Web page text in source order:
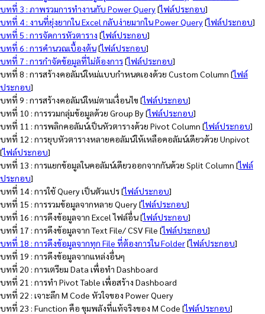
บทที่ 3 : ภาพรวมการทำงานกับ Power Query[ไฟล์ประกอบ]
บทที่ 4 : งานที่ยุ่งยากใน Excel กลับง่ายมากใน Power Query[ไฟล์ประกอบ]
บทที่ 5 : การจัดการหัวตาราง [ไฟล์ประกอบ]
บทที่ 6 : การคำนวณเบื้องต้น[ไฟล์ประกอบ]
บทที่ 7 : การกำจัดข้อมูลที่ไม่ต้องการ[ไฟล์ประกอบ]
บทที่ 8 : การสร้างคอลัมน์ใหม่แบบกำหนดเองด้วย Custom Column [ไฟล์
ประกอบ]
บทที่ 9 : การสร้างคอลัมน์ใหม่ตามเงื่อนไข [ไฟล์ประกอบ]
บทที่ 10 : การรวมกลุ่มข้อมูลด้วย Group By [ไฟล์ประกอบ]
บทที่ 11 : การพลิกคอลัมน์เป็นหัวตารางด้วย Pivot Column [ไฟล์ประกอบ]
บทที่ 12 : การยุบหัวตารางหลายคอลัมน์ให้เหลือคอลัมน์เดียวด้วย Unpivot
[ไฟล์ประกอบ]
บทที่ 13 : การแยกข้อมูลในคอลัมน์เดียวออกจากกันด้วย Split Column [ไฟล์
ประกอบ]
บทที่ 14 : การใช้ Query เป็นตัวแปร [ไฟล์ประกอบ]
บทที่ 15 : การรวมข้อมูลจากหลาย Query [ไฟล์ประกอบ]
บทที่ 16 : การดึงข้อมูลจาก Excel ไฟล์อื่น [ไฟล์ประกอบ]
บทที่ 17 : การดึงข้อมูลจาก Text File/ CSV File [ไฟล์ประกอบ]
บทที่ 18 : การดึงข้อมูลจากทุก File ที่ต้องการใน Folder[ไฟล์ประกอบ]
บทที่ 19 : การดึงข้อมูลจากแหล่งอื่นๆ
บทที่ 20 : การเตรียม Data เพื่อทำ Dashboard
บทที่ 21 : การทำ Pivot Table เพื่อสร้าง Dashboard
บทที่ 22 : เจาะลึก M Code หัวใจของ Power Query
บทที่ 23 : Function คือ ขุมพลังที่แท้จริงของ M Code [ไฟล์ประกอบ]